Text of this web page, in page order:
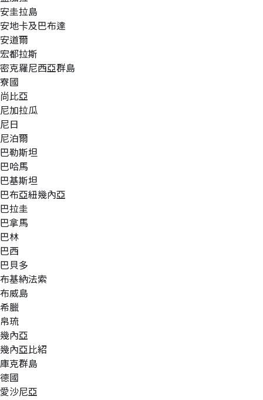
安圭拉島
安地卡及巴布達
安道爾
宏都拉斯
密克羅尼西亞群島
寮國
尚比亞
尼加拉瓜
尼日
尼泊爾
巴勒斯坦
巴哈馬
巴基斯坦
巴布亞紐幾內亞
巴拉圭
巴拿馬
巴林
巴西
巴貝多
布基納法索
布威島
希臘
帛琉
幾內亞
幾內亞比紹
庫克群島
德國
愛沙尼亞